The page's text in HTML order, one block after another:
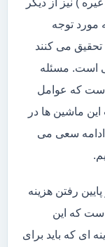
) نیز از دیگر
مورد توجه
می کنند
است. مسئله
که عوامل
ماشین ها در
ادامه سعی می
رفتن هزینه
است که این
ای که باید برای